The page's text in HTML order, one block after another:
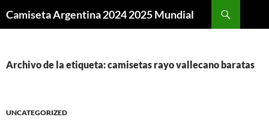
Camiseta Argentina 2024 2025 Mundial
Archivo de la etiqueta: camisetas rayo vallecano baratas
UNCATEGORIZED